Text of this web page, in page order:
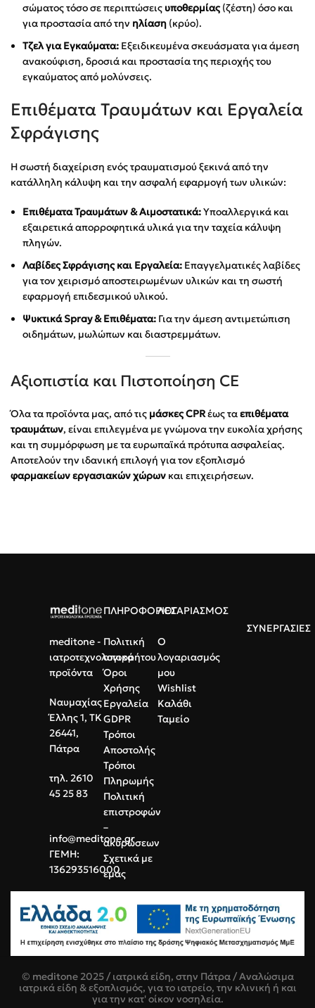
σώματος τόσο σε περιπτώσεις υποθερμίας(ζέστη) όσο και
για προστασία από την ηλίαση (κρύο).
Τζελ για Εγκαύματα: Εξειδικευμένα σκευάσματα για άμεση
ανακούφιση, δροσιά και προστασία της περιοχής του
εγκαύματος από μολύνσεις.
Επιθέματα Τραυμάτων και Εργαλεία
Σφράγισης
Η σωστή διαχείριση ενός τραυματισμού ξεκινά από την
κατάλληλη κάλυψη και την ασφαλή εφαρμογή των υλικών:
Επιθέματα Τραυμάτων & Αιμοστατικά:Υποαλλεργικά και
εξαιρετικά απορροφητικά υλικά για την ταχεία κάλυψη
πληγών.
Λαβίδες Σφράγισης και Εργαλεία: Επαγγελματικές λαβίδες
για τον χειρισμό αποστειρωμένων υλικών και τη σωστή
εφαρμογή επιδεσμικού υλικού.
Ψυκτικά Spray & Επιθέματα: Για την άμεση αντιμετώπιση
οιδημάτων, μωλώπων και διαστρεμμάτων.
Αξιοπιστία και Πιστοποίηση CE
Όλα τα προϊόντα μας, από τις μάσκες CPRέως ταεπιθέματα
τραυμάτων, είναι επιλεγμένα με γνώμονα την ευκολία χρήσης
και τη συμμόρφωση με τα ευρωπαϊκά πρότυπα ασφαλείας.
Αποτελούν την ιδανική επιλογή για τον εξοπλισμό
φαρμακείων εργασιακών χώρων και επιχειρήσεων.
meditone -
ιατροτεχνολογικά
προϊόντα
Ναυμαχίας
Έλλης 1, ΤΚ
26441,
Πάτρα
τηλ. 2610
45 25 83
info@meditone.gr
ΓΕΜΗ:
136293516000
ΠΛΗΡΟΦΟΡΙΕΣ
Πολιτική
απορρήτου
Όροι
Χρήσης
Εργαλεία
GDPR
Τρόποι
Αποστολής
Τρόποι
Πληρωμής
Πολιτική
επιστροφών
–
ακυρώσεων
Σχετικά με
εμάς
ΛΟΓΑΡΙΑΣΜΟΣ
Ο
λογαριασμός
μου
Wishlist
Καλάθι
Ταμείο
ΣΥΝΕΡΓΑΣΙΕΣ
© meditone 2025 / ιατρικά είδη, στην Πάτρα / Αναλώσιμα
ιατρικά είδη & εξοπλισμός, για το ιατρείο, την κλινική ή και
για την κατ' οίκον νοσηλεία.